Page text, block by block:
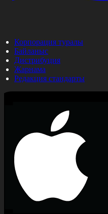
Корпорация туралы
Байланыс
Дистрибуция
Жарнама
Редакция стандарты